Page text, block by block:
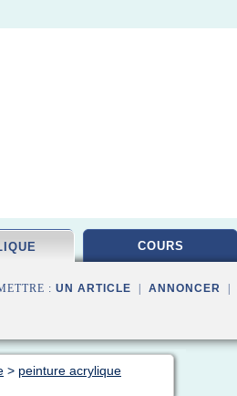
COURS
: UN ARTICLE ANNONCER
> peinture acrylique